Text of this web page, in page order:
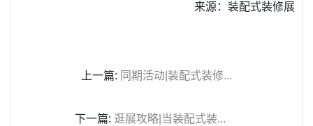
来源：装配式装修展
上一篇: 同期活动|装配式装修...
下一篇: 逛展攻略|当装配式装...